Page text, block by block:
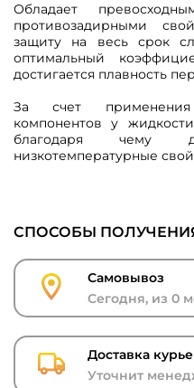
Обладает
противозадирными
защиту на весь срок
оптимальный
достигается плавность
За счет применения
компонентов у
благодаря чему
низкотемпературные
СПОСОБЫ
Самовывоз
Сегодня, из 0
Доставка
Уточнит